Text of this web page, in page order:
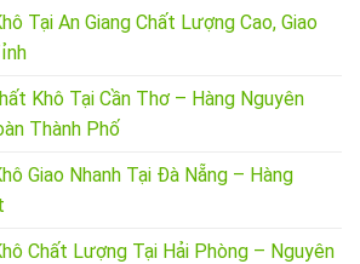
Tại An Giang Chất Lượng Cao, Giao
Khô Tại Cần Thơ – Hàng Nguyên
Thành Phố
Giao Nhanh Tại Đà Nẵng – Hàng
Chất Lượng Tại Hải Phòng – Nguyên